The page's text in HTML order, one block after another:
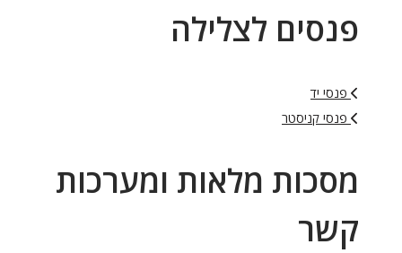
פנסים לצלילה
פנסי יד
פנסי קניסטר
מסכות מלאות ומערכות
קשר